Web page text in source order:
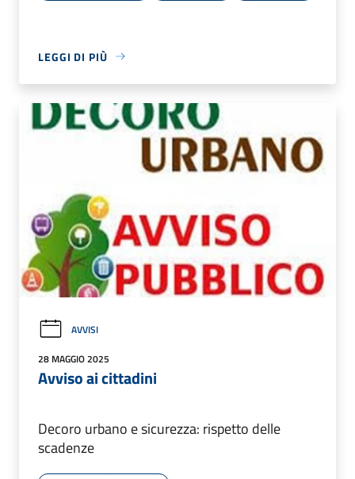
LEGGI DI PIÙ
AVVISI
28 MAGGIO 2025
Avviso ai cittadini
Decoro urbano e sicurezza: rispetto delle
scadenze